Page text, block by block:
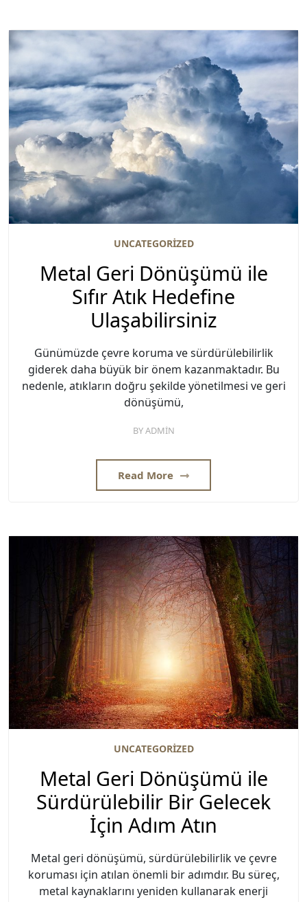
UNCATEGORIZED
Metal Geri Dönüşümü ile
Sıfır Atık Hedefine
Ulaşabilirsiniz
Günümüzde çevre koruma ve sürdürülebilirlik
giderek daha büyük bir önem kazanmaktadır. Bu
nedenle, atıkların doğru şekilde yönetilmesi ve geri
dönüşümü,
BYADMIN
Read More
UNCATEGORIZED
Metal Geri Dönüşümü ile
Sürdürülebilir Bir Gelecek
İçin Adım Atın
Metal geri dönüşümü, sürdürülebilirlik ve çevre
koruması için atılan önemli bir adımdır. Bu süreç,
metal kaynaklarını yeniden kullanarak enerji